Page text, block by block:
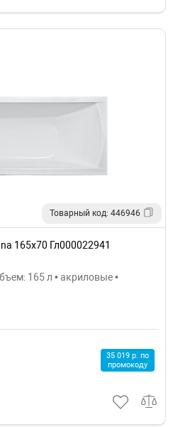
Товарный код: 446946
165x70 Гл000022941
165 л • акриловые •
35 019 р. по
промокоду